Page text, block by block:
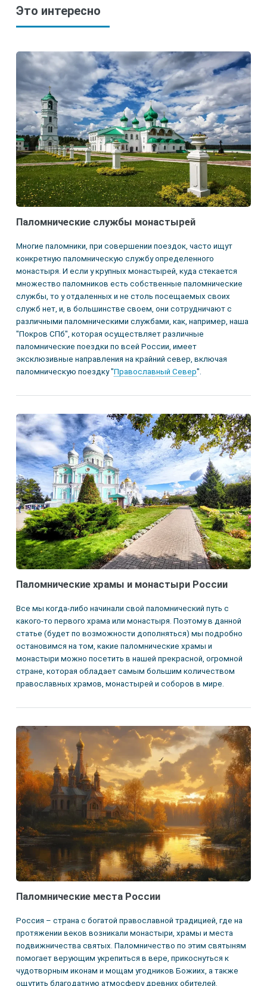
Это интересно
Паломнические службы монастырей
Многие паломники, при совершении поездок, часто ищут
конкретную паломническую службу определенного
монастыря. И если у крупных монастырей, куда стекается
множество паломников есть собственные паломнические
службы, то у отдаленных и не столь посещаемых своих
служб нет, и, в большинстве своем, они сотрудничают с
различными паломническими службами, как, например, наша
"Покров СПб", которая осуществляет различные
паломнические поездки по всей России, имеет
эксклюзивные направления на крайний север, включая
паломническую поездку "Православный Север".
Паломнические храмы и монастыри России
Все мы когда-либо начинали свой паломнический путь с
какого-то первого храма или монастыря. Поэтому в данной
статье (будет по возможности дополняться) мы подробно
остановимся на том, какие паломнические храмы и
монастыри можно посетить в нашей прекрасной, огромной
стране, которая обладает самым большим количеством
православных храмов, монастырей и соборов в мире.
Паломнические места России
Россия – страна с богатой православной традицией, где на
протяжении веков возникали монастыри, храмы и места
подвижничества святых. Паломничество по этим святыням
помогает верующим укрепиться в вере, прикоснуться к
чудотворным иконам и мощам угодников Божиих, а также
ощутить благодатную атмосферу древних обителей.